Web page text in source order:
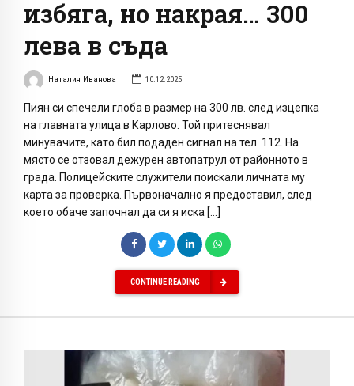
избяга, но накрая… 300
лева в съда
Наталия Иванова 10.12.2025
Пиян си спечели глоба в размер на 300 лв. след изцепка
на главната улица в Карлово. Той притеснявал
минувачите, като бил подаден сигнал на тел. 112. На
място се отзовал дежурен автопатрул от районното в
града. Полицейските служители поискали личната му
карта за проверка. Първоначално я предоставил, след
което обаче започнал да си я иска […]
CONTINUE READING